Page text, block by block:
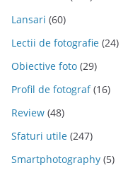
Lansari (60)
Lectii de fotografie (24)
Obiective foto (29)
Profil de fotograf(16)
Review (48)
Sfaturi utile (247)
Smartphotography (5)